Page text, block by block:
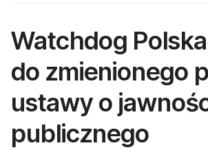
Watchdog
do zmienionego
ustawy o
publicznego